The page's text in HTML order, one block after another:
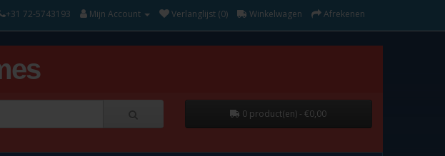
+31 72-5743193 Mijn Account Verlanglijst (0) Winkelwagen Afrekenen
0 product(en) - €0,00